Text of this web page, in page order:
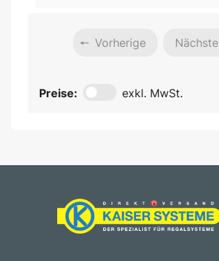
Vorherige Nächste
Preise: exkl. MwSt.